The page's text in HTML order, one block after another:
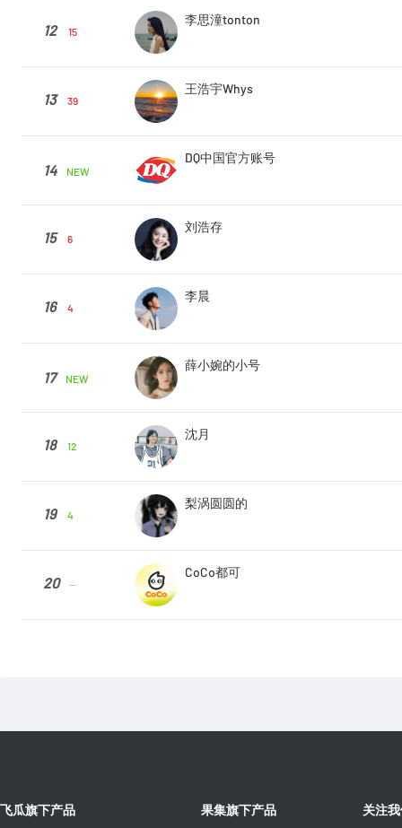
12 15
李思潼tonton
13 39
王浩宇Whys
14 NEW
DQ中国官方账号
15 6
刘浩存
16 4
李晨
17 NEW
薛小婉的小号
18 12
沈月
19 4
梨涡圆圆的
20 --
CoCo都可
飞瓜旗下产品 果集旗下产品 关注